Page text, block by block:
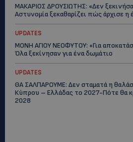
ΜΑΚΑΡΙΟΣ ΔΡΟΥΣΙΩΤΗΣ: «Δεν
Αστυνομία ξεκαθαρίζει πώς άρχισε η
UPDATES
ΜΟΝΗ ΑΓΙΟΥ ΝΕΟΦΥΤΟΥ: «Για
Όλα ξεκίνησαν για ένα δωμάτιο
UPDATES
ΘΑ ΣΑΛΠΑΡΟΥΜΕ: Δεν σταματά η
Κύπρου – Ελλάδας το 2027-Πότε θα
2028